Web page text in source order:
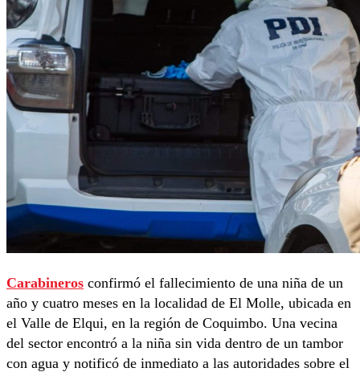
Carabineros confirmó el fallecimiento de una niña de un
año y cuatro meses en la localidad de El Molle, ubicada en
el Valle de Elqui, en la región de Coquimbo. Una vecina
del sector encontró a la niña sin vida dentro de un tambor
con agua y notificó de inmediato a las autoridades sobre el